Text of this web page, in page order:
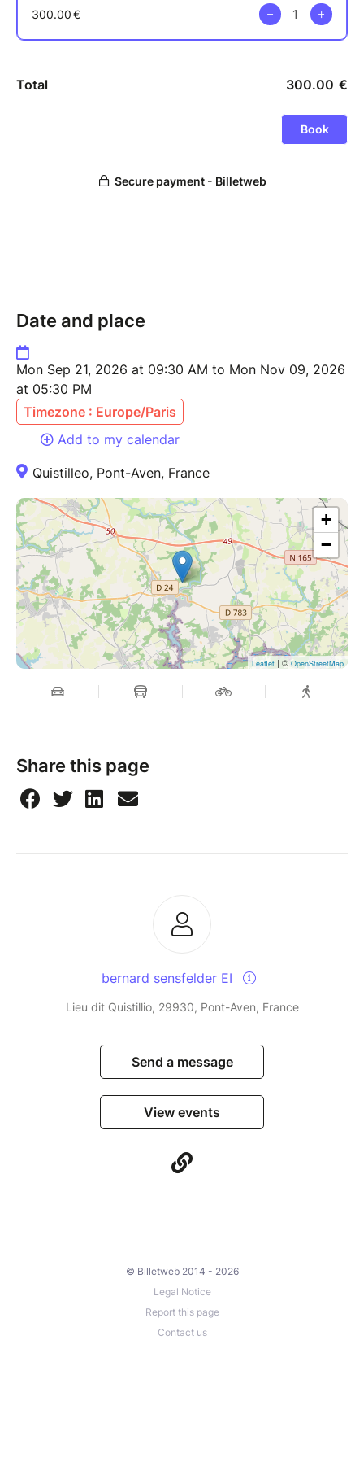
formulaire sera supprimé.
En cas d'annulation du stage par l'organisateur, les
jour de stage, par chèque, espèces ou carte.
Sur demande par mail bsensfelder@gmail.com, une
Date and place
Mon Sep 21, 2026 at 09:30 AM to Mon Nov 09, 2026
at 05:30 PM
Timezone : Europe/Paris
Add to my calendar
Quistilleo, Pont-Aven, France
+
−
Leaflet | ©OpenStreetMap
Share this page
bernard sensfelder EI
Lieu dit Quistillio, 29930, Pont-Aven, France
Send a message
View events
© Billetweb 2014 - 2026
Legal Notice
Report this page
Contact us